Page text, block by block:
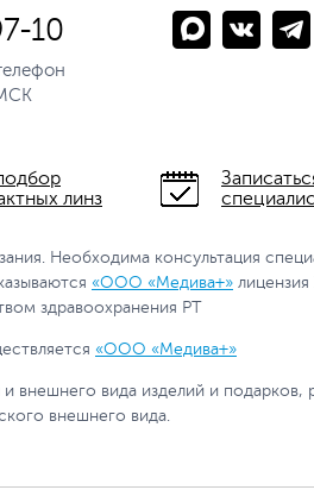
10
линз
Необходима консультация
«ООО «Медива+»
здравоохранения РТ
«ООО «Медива+»
внешнего вида изделий и
внешнего вида.